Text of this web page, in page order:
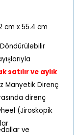
cm x 55.4 cm
Döndürülebilir
satılır ve aylık
Manyetik Direnç
direnç
(Jiroskopik
ve